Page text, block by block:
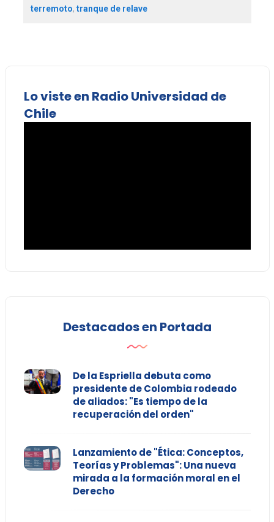
terremoto, tranque de relave
Lo viste en Radio Universidad de
Chile
Destacados en Portada
De la Espriella debuta como
presidente de Colombia rodeado
de aliados: "Es tiempo de la
recuperación del orden"
Lanzamiento de "Ética: Conceptos,
Teorías y Problemas": Una nueva
mirada a la formación moral en el
Derecho